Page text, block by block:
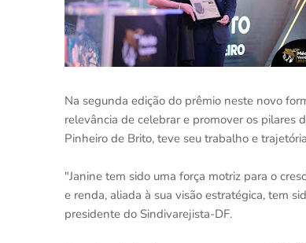
Na segunda edição do prêmio neste novo
relevância de celebrar e promover os pilares
Pinheiro de Brito, teve seu trabalho e
"Janine tem sido uma força motriz para o
e renda, aliada à sua visão estratégica, tem
presidente do Sindivarejista-DF.